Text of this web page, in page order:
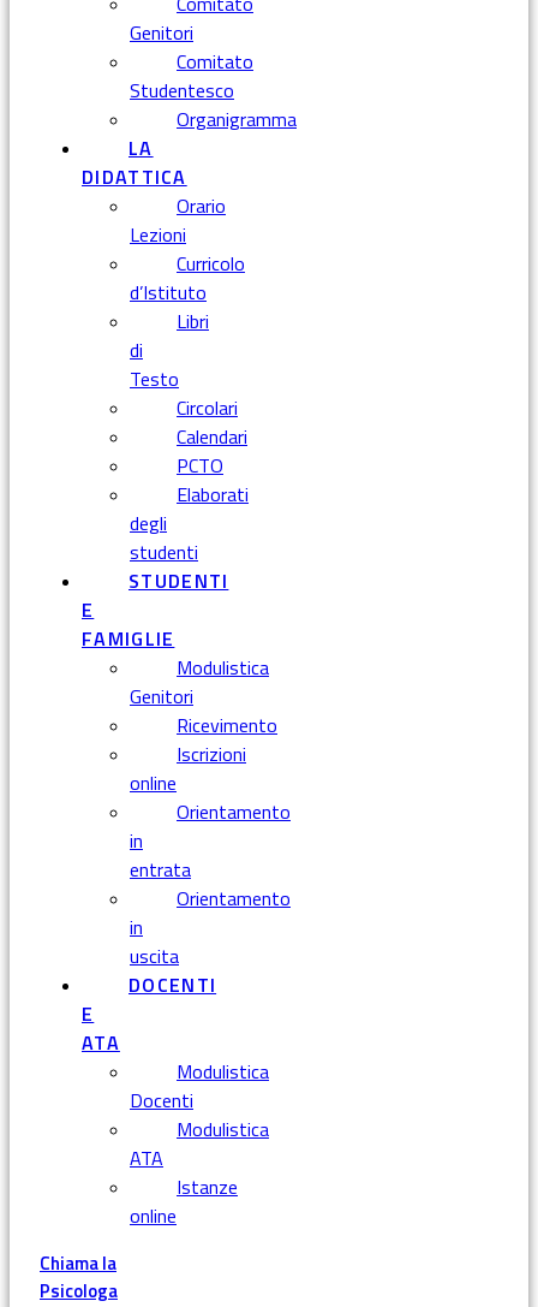
Genitori
Comitato
Studentesco
Organigramma
LA
DIDATTICA
Orario
Lezioni
Curricolo
d’Istituto
Libri
di
Testo
Circolari
Calendari
PCTO
Elaborati
degli
studenti
STUDENTI
E
FAMIGLIE
Modulistica
Genitori
Ricevimento
Iscrizioni
online
Orientamento
in
entrata
Orientamento
in
uscita
DOCENTI
E
ATA
Modulistica
Docenti
Modulistica
ATA
Istanze
online
Chiama la
Psicologa